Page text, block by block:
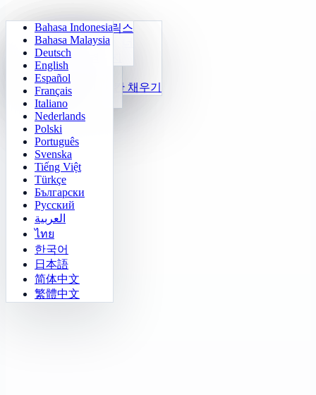
매일 산수
구구단 트레이너
24 빠른 계산
함수
숫자 규칙 빈칸 채우기
스도쿠
숫자 클로츠키
2048
테트리스
지뢰찾기
오목
라이트 아웃
미로 탐험
소코반 챌린지
메모리 매트릭스
목표 추적
빠른 구별
Bahasa Indonesia
Bahasa Malaysia
Deutsch
English
Español
Français
Italiano
Nederlands
Polski
Português
Svenska
Tiếng Việt
Türkçe
Български
Русский
العربية
ไทย
한국어
日本語
简体中文
繁體中文